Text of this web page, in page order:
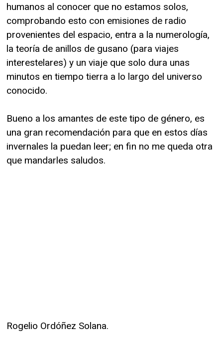
humanos al conocer que no estamos solos,
comprobando esto con emisiones de radio
provenientes del espacio, entra a la numerología,
la teoría de anillos de gusano (para viajes
interestelares) y un viaje que solo dura unas
minutos en tiempo tierra a lo largo del universo
conocido.
Bueno a los amantes de este tipo de género, es
una gran recomendación para que en estos días
invernales la puedan leer; en fin no me queda otra
que mandarles saludos.
Rogelio Ordóñez Solana.